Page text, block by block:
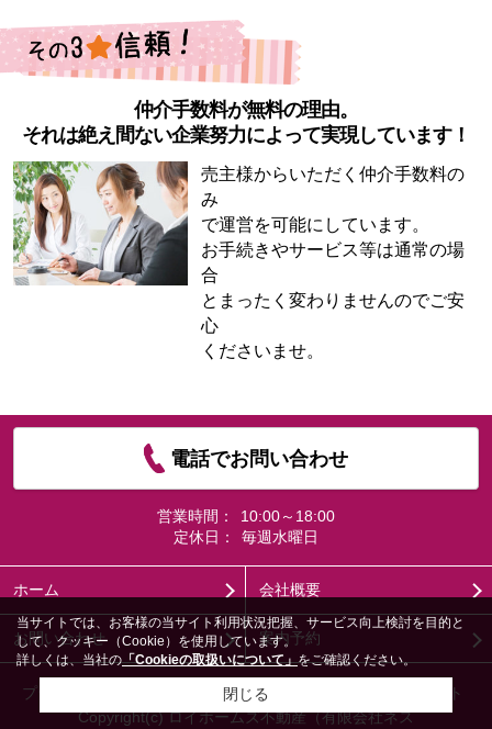
仲介手数料が無料の理由。
それは絶え間ない企業努力によって実現しています！
売主様からいただく仲介手数料の
み
で運営を可能にしています。
お手続きやサービス等は通常の場
合
とまったく変わりませんのでご安
心
くださいませ。
電話でお問い合わせ
営業時間：
10:00～18:00
定休日：
毎週水曜日
ホーム 会社概要
お問い合わせ 案内予約
プライバシーポリシー 利用規約
PCサイト
Copyright(c) ロイホームズ不動産（有限会社ネス
当サイトでは、お客様の当サイト利用状況把握、サービス向上検討を目的と
して、クッキー（Cookie）を使用しています。
詳しくは、当社の「Cookieの取扱いについて」をご確認ください。
閉じる